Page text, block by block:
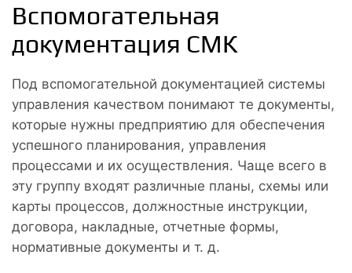
Вспомогательная
документация СМК
Под вспомогательной документацией системы
управления качеством понимают те документы,
которые нужны предприятию для обеспечения
успешного планирования, управления
процессами и их осуществления. Чаще всего в
эту группу входят различные планы, схемы или
карты процессов, должностные инструкции,
договора, накладные, отчетные формы,
нормативные документы и т. д.